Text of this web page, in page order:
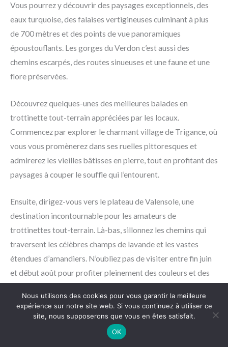
Vous pourrez y découvrir des paysages exceptionnels, des
eaux turquoise, des falaises vertigineuses culminant à plus
de 700 mètres et des points de vue panoramiques
époustouflants. Les gorges du Verdon c’est aussi des
chemins escarpés, des routes sinueuses et une faune et une
flore préservées.
Découvrez quelques-unes des meilleures balades en
trottinette tout-terrain appréciées par les locaux.
Commencez par explorer le charmant village de Trigance, où
vous vous promènerez dans ses ruelles pittoresques et
admirerez les vieilles bâtisses en pierre, tout en profitant des
paysages à couper le souffle qui l’entourent.
Ensuite, dirigez-vous vers le plateau de Valensole, une
destination incontournable pour les amateurs de
trottinettes tout-terrain. Là-bas, sillonnez les chemins qui
traversent les célèbres champs de lavande et les vastes
étendues d’amandiers. N’oubliez pas de visiter entre fin juin
et début août pour profiter pleinement des couleurs et des
Nous utilisons des cookies pour vous garantir la meilleure
expérience sur notre site web. Si vous continuez à utiliser ce
site, nous supposerons que vous en êtes satisfait.
OK